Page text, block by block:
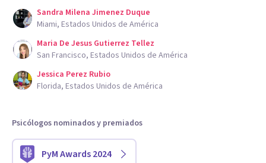
Sandra Milena Jimenez Duque
Miami, Estados Unidos de América
Maria De Jesus Gutierrez Tellez
San Francisco, Estados Unidos de América
Jessica Perez Rubio
Florida, Estados Unidos de América
Psicólogos nominados y premiados
PyM Awards 2024